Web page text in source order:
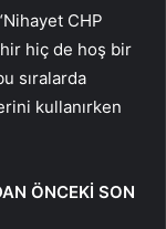
CHP
hiç de hoş bir
sıralarda
kullanırken
ÖNCEKİ SON